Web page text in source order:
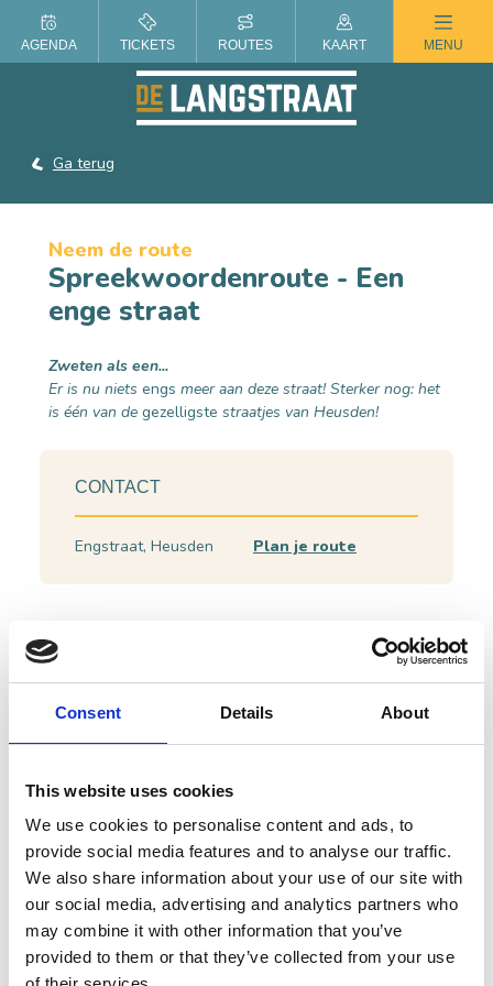
Consent Details About
This website uses cookies
We use cookies to personalise content and ads, to
provide social media features and to analyse our traffic.
We also share information about your use of our site with
our social media, advertising and analytics partners who
may combine it with other information that you’ve
provided to them or that they’ve collected from your use
ZOMER IN DE LANGSTRAAT
Ga terug
Neem de route
Spreekwoordenroute - Een
enge straat
Zweten als een...
Er is nu niets engs meer aan deze straat! Sterker nog: het
is één van de gezelligste straatjes van Heusden!
CONTACT
Engstraat, Heusden Plan je route
Spreekwoordenroute - Een enge straat
AGENDA TICKETS ROUTES KAART MENU